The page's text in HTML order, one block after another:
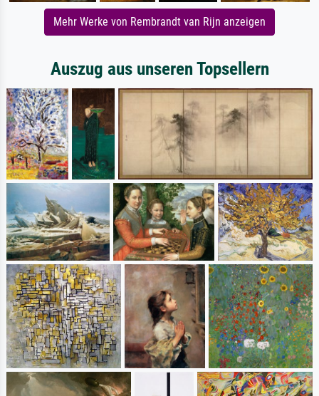
Mehr Werke von Rembrandt van Rijn anzeigen
Auszug aus unseren Topsellern